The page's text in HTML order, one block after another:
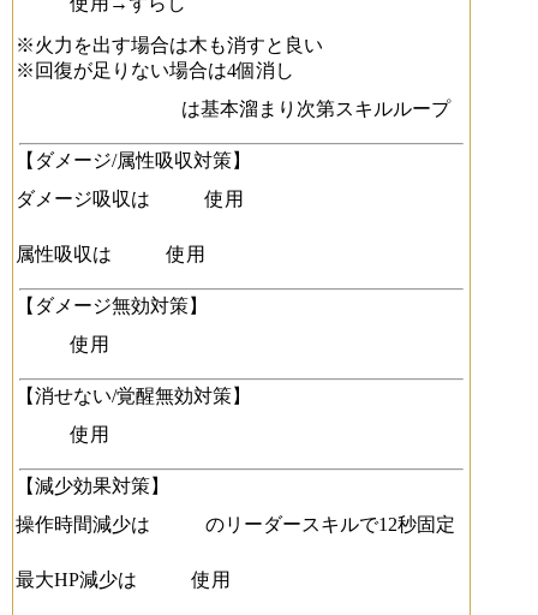
※火力を出す場合は木も消すと良い
※回復が足りない場合は4個消し
は基本溜まり次第スキルループ
【ダメージ/属性吸収対策】
ダメージ吸収は
使用
属性吸収は 使用
【ダメージ無効対策】
使用
【消せない/覚醒無効対策】
使用
【減少効果対策】
操作時間減少は
のリーダースキルで12秒固定
最大HP減少は 使用